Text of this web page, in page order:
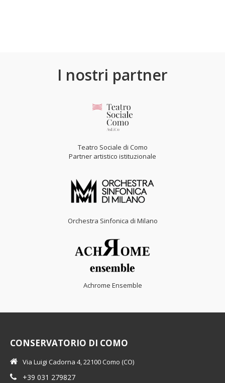
I nostri partner
Teatro Sociale di Como
Partner artistico istituzionale
Orchestra Sinfonica di Milano
Achrome Ensemble
CONSERVATORIO DI COMO
Via Luigi Cadorna 4, 22100 Como (CO)
+39 031 279827